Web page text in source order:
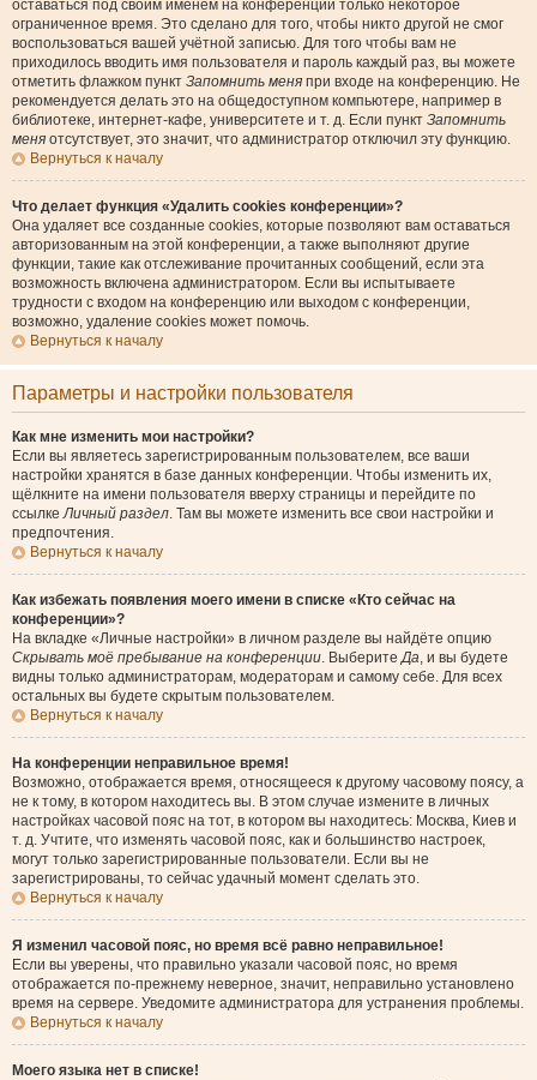
оставаться под своим именем на конференции только некоторое
ограниченное время. Это сделано для того, чтобы никто другой не смог
воспользоваться вашей учётной записью. Для того чтобы вам не
приходилось вводить имя пользователя и пароль каждый раз, вы можете
отметить флажком пункт Запомнить меня при входе на конференцию. Не
рекомендуется делать это на общедоступном компьютере, например в
библиотеке, интернет-кафе, университете и т. д. Если пункт Запомнить
меня отсутствует, это значит, что администратор отключил эту функцию.
Вернуться к началу
Что делает функция «Удалить cookies конференции»?
Она удаляет все созданные cookies, которые позволяют вам оставаться
авторизованным на этой конференции, а также выполняют другие
функции, такие как отслеживание прочитанных сообщений, если эта
возможность включена администратором. Если вы испытываете
трудности с входом на конференцию или выходом с конференции,
возможно, удаление cookies может помочь.
Вернуться к началу
Параметры и настройки пользователя
Как мне изменить мои настройки?
Если вы являетесь зарегистрированным пользователем, все ваши
настройки хранятся в базе данных конференции. Чтобы изменить их,
щёлкните на имени пользователя вверху страницы и перейдите по
ссылкеЛичный раздел. Там вы можете изменить все свои настройки и
предпочтения.
Вернуться к началу
Как избежать появления моего имени в списке «Кто сейчас на
конференции»?
На вкладке «Личные настройки» в личном разделе вы найдёте опцию
Скрывать моё пребывание на конференции. ВыберитеДа, и вы будете
видны только администраторам, модераторам и самому себе. Для всех
остальных вы будете скрытым пользователем.
Вернуться к началу
На конференции неправильное время!
Возможно, отображается время, относящееся к другому часовому поясу, а
не к тому, в котором находитесь вы. В этом случае измените в личных
настройках часовой пояс на тот, в котором вы находитесь: Москва, Киев и
т. д. Учтите, что изменять часовой пояс, как и большинство настроек,
могут только зарегистрированные пользователи. Если вы не
зарегистрированы, то сейчас удачный момент сделать это.
Вернуться к началу
Я изменил часовой пояс, но время всё равно неправильное!
Если вы уверены, что правильно указали часовой пояс, но время
отображается по-прежнему неверное, значит, неправильно установлено
время на сервере. Уведомите администратора для устранения проблемы.
Вернуться к началу
Моего языка нет в списке!